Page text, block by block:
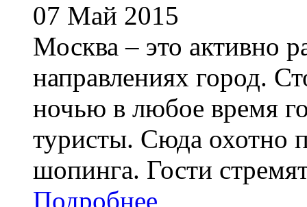
07 Май 2015
Москва – это активно
направлениях город.
ночью в любое время
туристы. Сюда охотно
шопинга. Гости
Подробнее